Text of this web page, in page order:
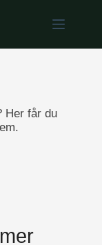
Her får du